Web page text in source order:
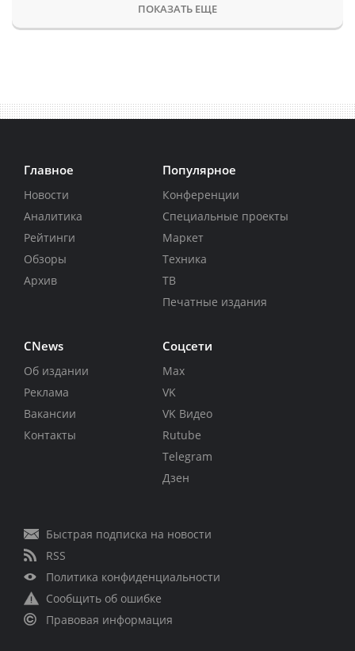
ПОКАЗАТЬ ЕЩЕ
Главное
Новости
Аналитика
Рейтинги
Обзоры
Архив
Популярное
Конференции
Специальные проекты
Маркет
Техника
ТВ
Печатные издания
CNews
Об издании
Реклама
Вакансии
Контакты
Соцсети
Max
VK
VK Видео
Rutube
Telegram
Дзен
Быстрая подписка на новости
RSS
Политика конфиденциальности
Сообщить об ошибке
Правовая информация